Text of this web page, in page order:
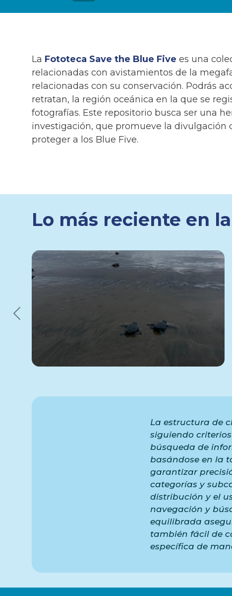
La Fototeca Save the Blue Five es una
relacionadas con avistamientos de la
relacionadas con su conservación. Podrás
retratan, la región oceánica en la que se
fotografías. Este repositorio busca ser una
investigación, que promueve la divulgación
proteger a los Blue Five.
Lo más reciente en
Previous
La estructura de
siguiendo
búsqueda de
basándose en la
garantizar
categorías y
distribución y el
navegación y
equilibrada
también fácil de
específica de